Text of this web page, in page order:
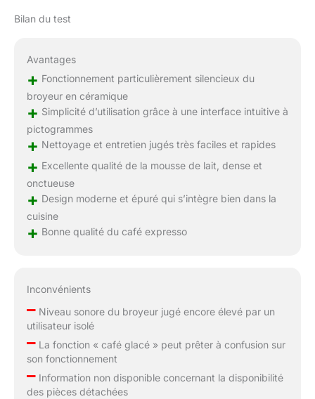
Bilan du test
Avantages
+ Fonctionnement particulièrement silencieux du
broyeur en céramique
+ Simplicité d’utilisation grâce à une interface intuitive à
pictogrammes
+ Nettoyage et entretien jugés très faciles et rapides
+ Excellente qualité de la mousse de lait, dense et
onctueuse
+ Design moderne et épuré qui s’intègre bien dans la
cuisine
+ Bonne qualité du café expresso
Inconvénients
–Niveau sonore du broyeur jugé encore élevé par un
utilisateur isolé
–La fonction « café glacé » peut prêter à confusion sur
son fonctionnement
–Information non disponible concernant la disponibilité
des pièces détachées